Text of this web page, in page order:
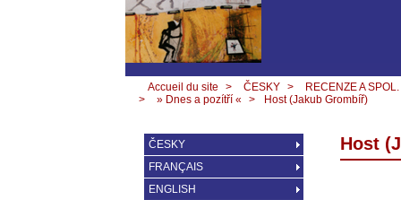
Accueil du site > ČESKY >
RECENZE A SPOL.
>
» Dnes a pozítří « > Host (Jakub Grombíř)
Host
ČESKY
FRANÇAIS
ENGLISH